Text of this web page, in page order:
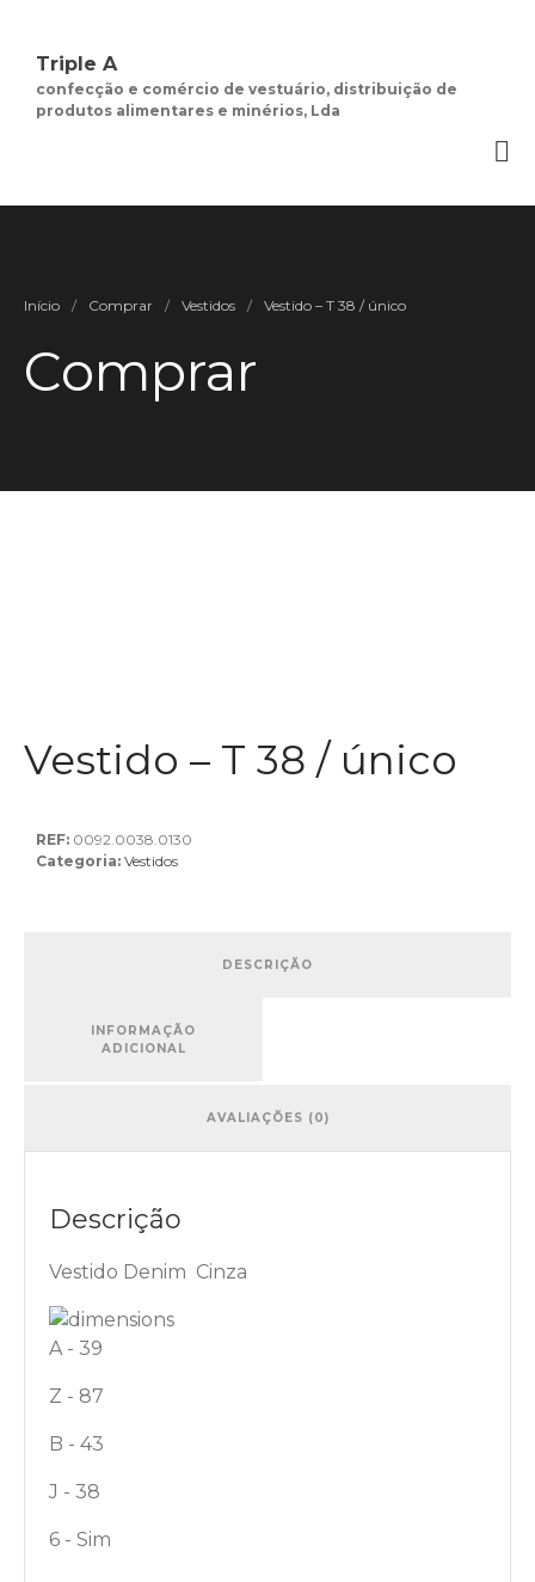
Quem Somos
Social
Triple A
confecção e comércio de vestuário, distribuição de
produtos alimentares e minérios, Lda
Início / Comprar / Vestidos / Vestido – T 38 / único
Comprar
Vestido – T 38 / único
REF: 0092.0038.0130
Categoria: Vestidos
DESCRIÇÃO
INFORMAÇÃO
ADICIONAL
AVALIAÇÕES (0)
Descrição
Vestido Denim Cinza
A - 39
Z - 87
B - 43
J - 38
6 - Sim